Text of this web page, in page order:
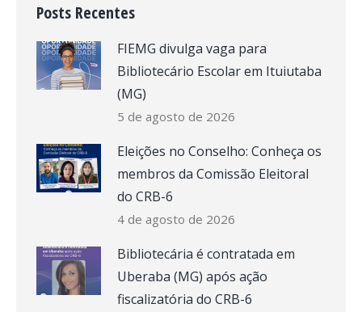
Posts Recentes
FIEMG divulga vaga para
Bibliotecário Escolar em Ituiutaba
(MG)
5 de agosto de 2026
Eleições no Conselho: Conheça os
membros da Comissão Eleitoral
do CRB-6
4 de agosto de 2026
Bibliotecária é contratada em
Uberaba (MG) após ação
fiscalizatória do CRB-6